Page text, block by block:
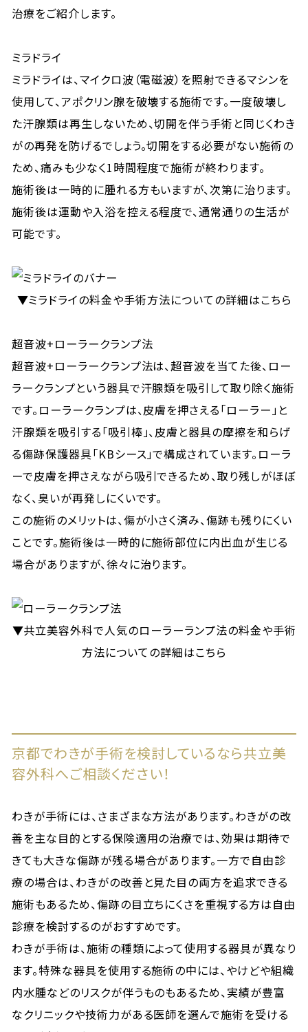
治療をご紹介します。
ミラドライ
ミラドライは、マイクロ波（電磁波）を照射できるマシンを
使用して、アポクリン腺を破壊する施術です。一度破壊し
た汗腺類は再生しないため、切開を伴う手術と同じくわき
がの再発を防げるでしょう。切開をする必要がない施術の
ため、痛みも少なく1時間程度で施術が終わります。
施術後は一時的に腫れる方もいますが、次第に治ります。
施術後は運動や入浴を控える程度で、通常通りの生活が
可能です。
▼ミラドライの料金や手術方法についての詳細はこちら
超音波+ローラークランプ法
超音波+ローラークランプ法は、超音波を当てた後、ロー
ラークランプという器具で汗腺類を吸引して取り除く施術
です。ローラークランプは、皮膚を押さえる「ローラー」と
汗腺類を吸引する「吸引棒」、皮膚と器具の摩擦を和らげ
る傷跡保護器具「KBシース」で構成されています。ローラ
ーで皮膚を押さえながら吸引できるため、取り残しがほぼ
なく、臭いが再発しにくいです。
この施術のメリットは、傷が小さく済み、傷跡も残りにくい
ことです。施術後は一時的に施術部位に内出血が生じる
場合がありますが、徐々に治ります。
▼共立美容外科で人気のローラーランプ法の料金や手術
方法についての詳細はこちら
京都でわきが手術を検討しているなら共立美
容外科へご相談ください！
わきが手術には、さまざまな方法があります。わきがの改
善を主な目的とする保険適用の治療では、効果は期待で
きても大きな傷跡が残る場合があります。一方で自由診
療の場合は、わきがの改善と見た目の両方を追求できる
施術もあるため、傷跡の目立ちにくさを重視する方は自由
診療を検討するのがおすすめです。
わきが手術は、施術の種類によって使用する器具が異なり
ます。特殊な器具を使用する施術の中には、やけどや組織
内水腫などのリスクが伴うものもあるため、実績が豊富
なクリニックや技術力がある医師を選んで施術を受ける